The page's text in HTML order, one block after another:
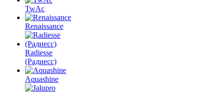
TwAc
Renaissance
Radiesse
(Радиесс)
Aquashine